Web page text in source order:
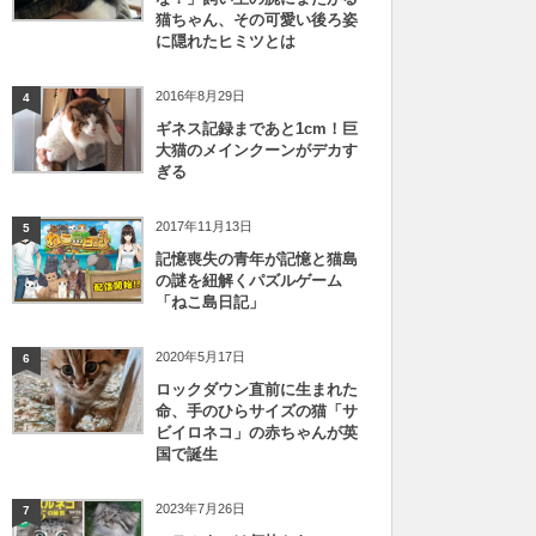
猫ちゃん、その可愛い後ろ姿
に隠れたヒミツとは
4 2016年8月29日
ギネス記録まであと1cm！巨
大猫のメインクーンがデカす
ぎる
5 2017年11月13日
記憶喪失の青年が記憶と猫島
の謎を紐解くパズルゲーム
「ねこ島日記」
6 2020年5月17日
ロックダウン直前に生まれた
命、手のひらサイズの猫「サ
ビイロネコ」の赤ちゃんが英
国で誕生
7 2023年7月26日